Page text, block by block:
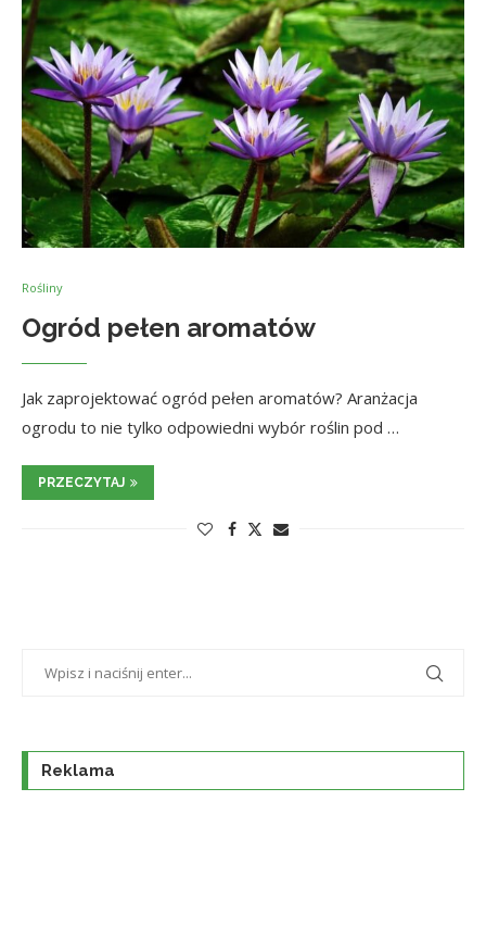
Rośliny
Ogród pełen aromatów
Jak zaprojektować ogród pełen aromatów? Aranżacja
ogrodu to nie tylko odpowiedni wybór roślin pod …
PRZECZYTAJ
Reklama